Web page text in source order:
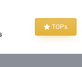
TOPs